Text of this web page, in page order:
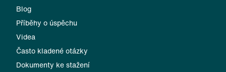
Blog
Příběhy o úspěchu
Videa
Často kladené otázky
Dokumenty ke stažení